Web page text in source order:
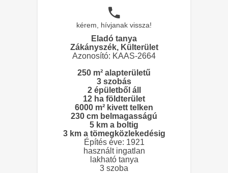
kérem, hívjanak vissza!
Eladó tanya
Zákányszék, Külterület
Azonosító: KAAS-2664
250 m² alapterületű
3 szobás
2 épületből áll
12 ha földterület
6000 m² kivett telken
230 cm belmagasságú
5 km a boltig
3 km a tömegközlekedésig
Építés éve: 1921
használt ingatlan
lakható tanya
3 szoba